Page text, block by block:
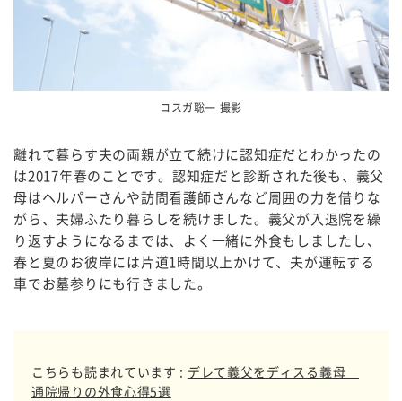
コスガ聡一 撮影
離れて暮らす夫の両親が立て続けに認知症だとわかったの
は2017年春のことです。認知症だと診断された後も、義父
母はヘルパーさんや訪問看護師さんなど周囲の力を借りな
がら、夫婦ふたり暮らしを続けました。義父が入退院を繰
り返すようになるまでは、よく一緒に外食もしましたし、
春と夏のお彼岸には片道1時間以上かけて、夫が運転する
車でお墓参りにも行きました。
こちらも読まれています : デレて義父をディスる義母
通院帰りの外食心得5選